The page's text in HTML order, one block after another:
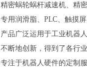
精密蜗轮蜗杆减速机、精
专用润滑脂、PLC、触摸
产品广泛运用于工业机器
不断地创新，得到了各行
专注于机器人硬件的定制